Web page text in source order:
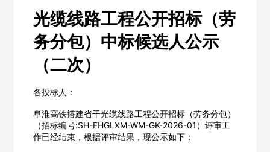
光缆线路工程公开招标（劳
务分包）中标候选人公示
（二次）
各投标人：
阜淮高铁搭建省干光缆线路工程公开招标（劳务分包）
（招标编号:SH-FHGLXM-WM-GK-2026-01）评审工
作已经结束，根据评审结果，现公示如下：